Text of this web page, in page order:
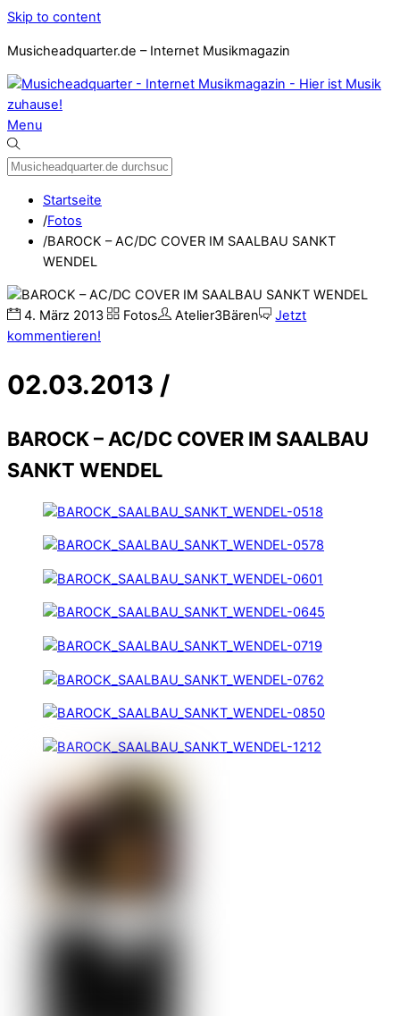
Skip to content
Musicheadquarter.de – Internet Musikmagazin
Menu
Startseite
/Fotos
/BAROCK – AC/DC COVER IM SAALBAU SANKT
WENDEL
4. März 2013 Fotos Atelier3Bären
Jetzt
kommentieren!
02.03.2013 /
BAROCK – AC/DC COVER IM SAALBAU
SANKT WENDEL